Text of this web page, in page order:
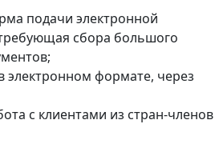
подачи электронной
сбора большого
электронном формате, через
с клиентами из стран-членов